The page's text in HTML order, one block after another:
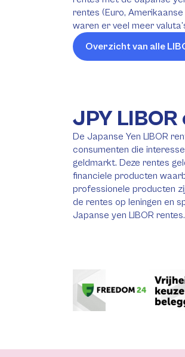
rentes (Euro,
waren er veel meer
Overzicht van alle
JPY
De Japanse Yen LIBOR
consumenten die
geldmarkt. Deze rentes
financiele producten
professionele producten
de rentes op leningen en
Japanse yen LIBOR rentes.